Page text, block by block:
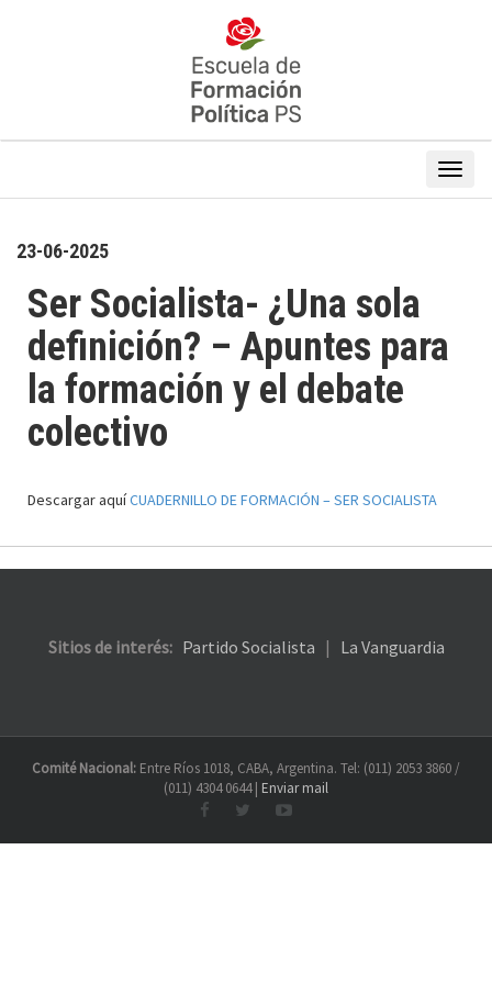
23-06-2025
Ser Socialista- ¿Una sola
definición? – Apuntes para
la formación y el debate
colectivo
Descargar aquíCUADERNILLO DE FORMACIÓN – SER SOCIALISTA
Sitios de interés: Partido Socialista | La Vanguardia
Comité Nacional: Entre Ríos 1018, CABA, Argentina. Tel: (011) 2053 3860 /
(011) 4304 0644 | Enviar mail